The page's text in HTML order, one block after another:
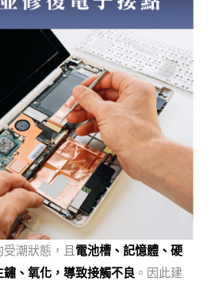
潮狀態，且 電池槽、記憶體、硬
、氧化，導致接觸不良 。因此建